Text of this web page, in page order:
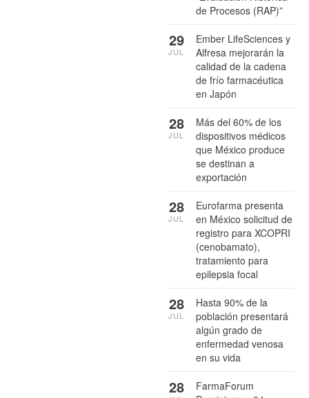
de Procesos (RAP)”
Ember LifeSciences y
Alfresa mejorarán la
calidad de la cadena
de frío farmacéutica
en Japón
29
JUL
Más del 60% de los
dispositivos médicos
que México produce
se destinan a
exportación
28
JUL
Eurofarma presenta
en México solicitud de
registro para XCOPRI
(cenobamato),
tratamiento para
epilepsia focal
28
JUL
Hasta 90% de la
población presentará
algún grado de
enfermedad venosa
en su vida
28
JUL
FarmaForum
28